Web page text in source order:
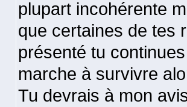
plupart incohérente
que certaines de tes
présenté tu
marche à survivre
Tu devrais à mon